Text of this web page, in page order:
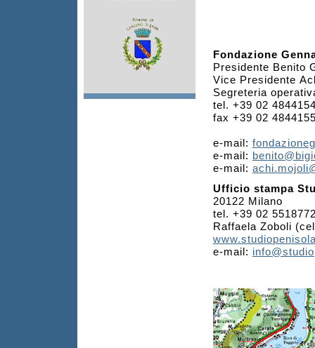
Fondazione
Presidente Benito
Vice Presidente
Segreteria
tel. +39 02
fax +39 02
e-mail:
e-mail:
e-mail:
Ufficio stampa
20122 Milano
tel. +39 02
Raffaela Zoboli
e-mail: